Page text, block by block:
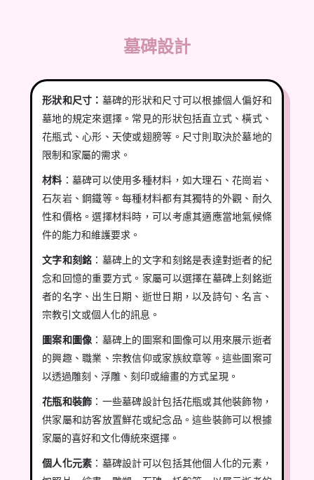
墓碑設計
形狀和尺寸： 墓碑的形狀和尺寸可以根據個人偏好和
墓地的規定來選擇。常見的形狀包括直立式、橫式、
花瓶式、心形、天使或翅膀等。尺寸則取決於墓地的
限制和家屬的需求。
材料 ：墓碑可以使用多種材料，如大理石、花崗岩、
石灰岩、鋼鐵等。每種材料都有其獨特的外觀、耐久
性和價格。選擇材料時，可以考慮其適應當地氣候條
件的能力和維護要求。
文字和刻銘 ：墓碑上的文字和刻銘是表達對逝者的紀
念和回憶的重要方式。家屬可以選擇在墓碑上刻銘逝
者的名字、出生日期、逝世日期，以及詩句、名言、
宗教引文或個人化的訊息。
圖案和圖像 ：墓碑上的圖案和圖像可以用來展示逝者
的興趣、職業、宗教信仰或家族紋章等。這些圖案可
以透過雕刻、浮雕、刻印或繪畫的方式呈現。
花瓶和裝飾 ：一些墓碑設計包括花瓶或其他裝飾物，
供家屬和訪客放置鮮花或紀念品。這些裝飾可以根據
家屬的喜好和文化傳統來選擇。
個人化元素 ：墓碑設計可以包括其他個人化的元素，